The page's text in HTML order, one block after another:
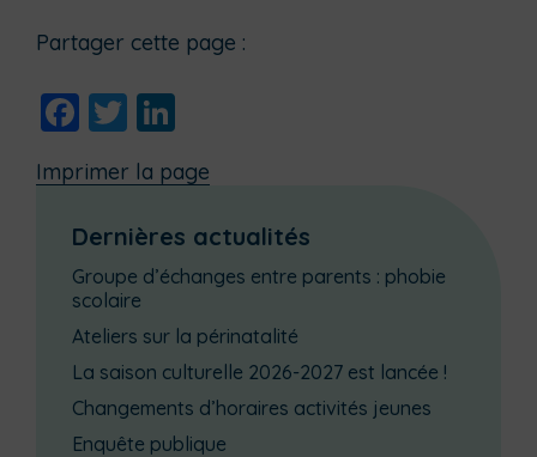
Partager cette page :
Facebook
Twitter
Imprimer la page
Dernières actualités
Groupe d’échanges entre parents : phobie
scolaire
Ateliers sur la périnatalité
La saison culturelle 2026-2027 est lancée !
Changements d’horaires activités jeunes
Enquête publique